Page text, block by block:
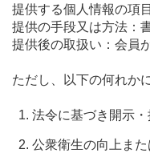
提供する個人情報の項
提供の手段又は方法：
提供後の取扱い：会員
ただし、以下の何れか
法令に基づき開示
公衆衛生の向上ま